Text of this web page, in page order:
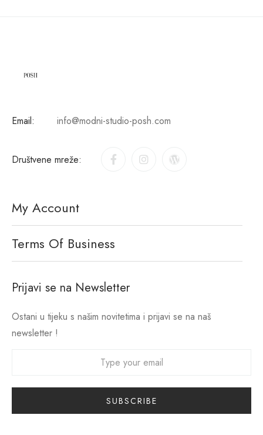
Email: info@modni-studio-posh.com
Društvene mreže:
My Account
Terms Of Business
Prijavi se na Newsletter
Ostani u tijeku s našim novitetima i prijavi se na naš
newsletter !